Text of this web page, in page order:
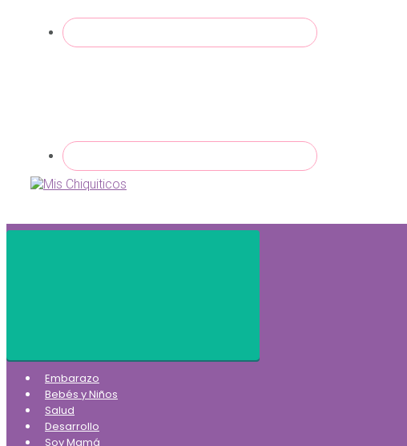
Embarazo
Bebés y Niños
Salud
Desarrollo
Soy Mamá